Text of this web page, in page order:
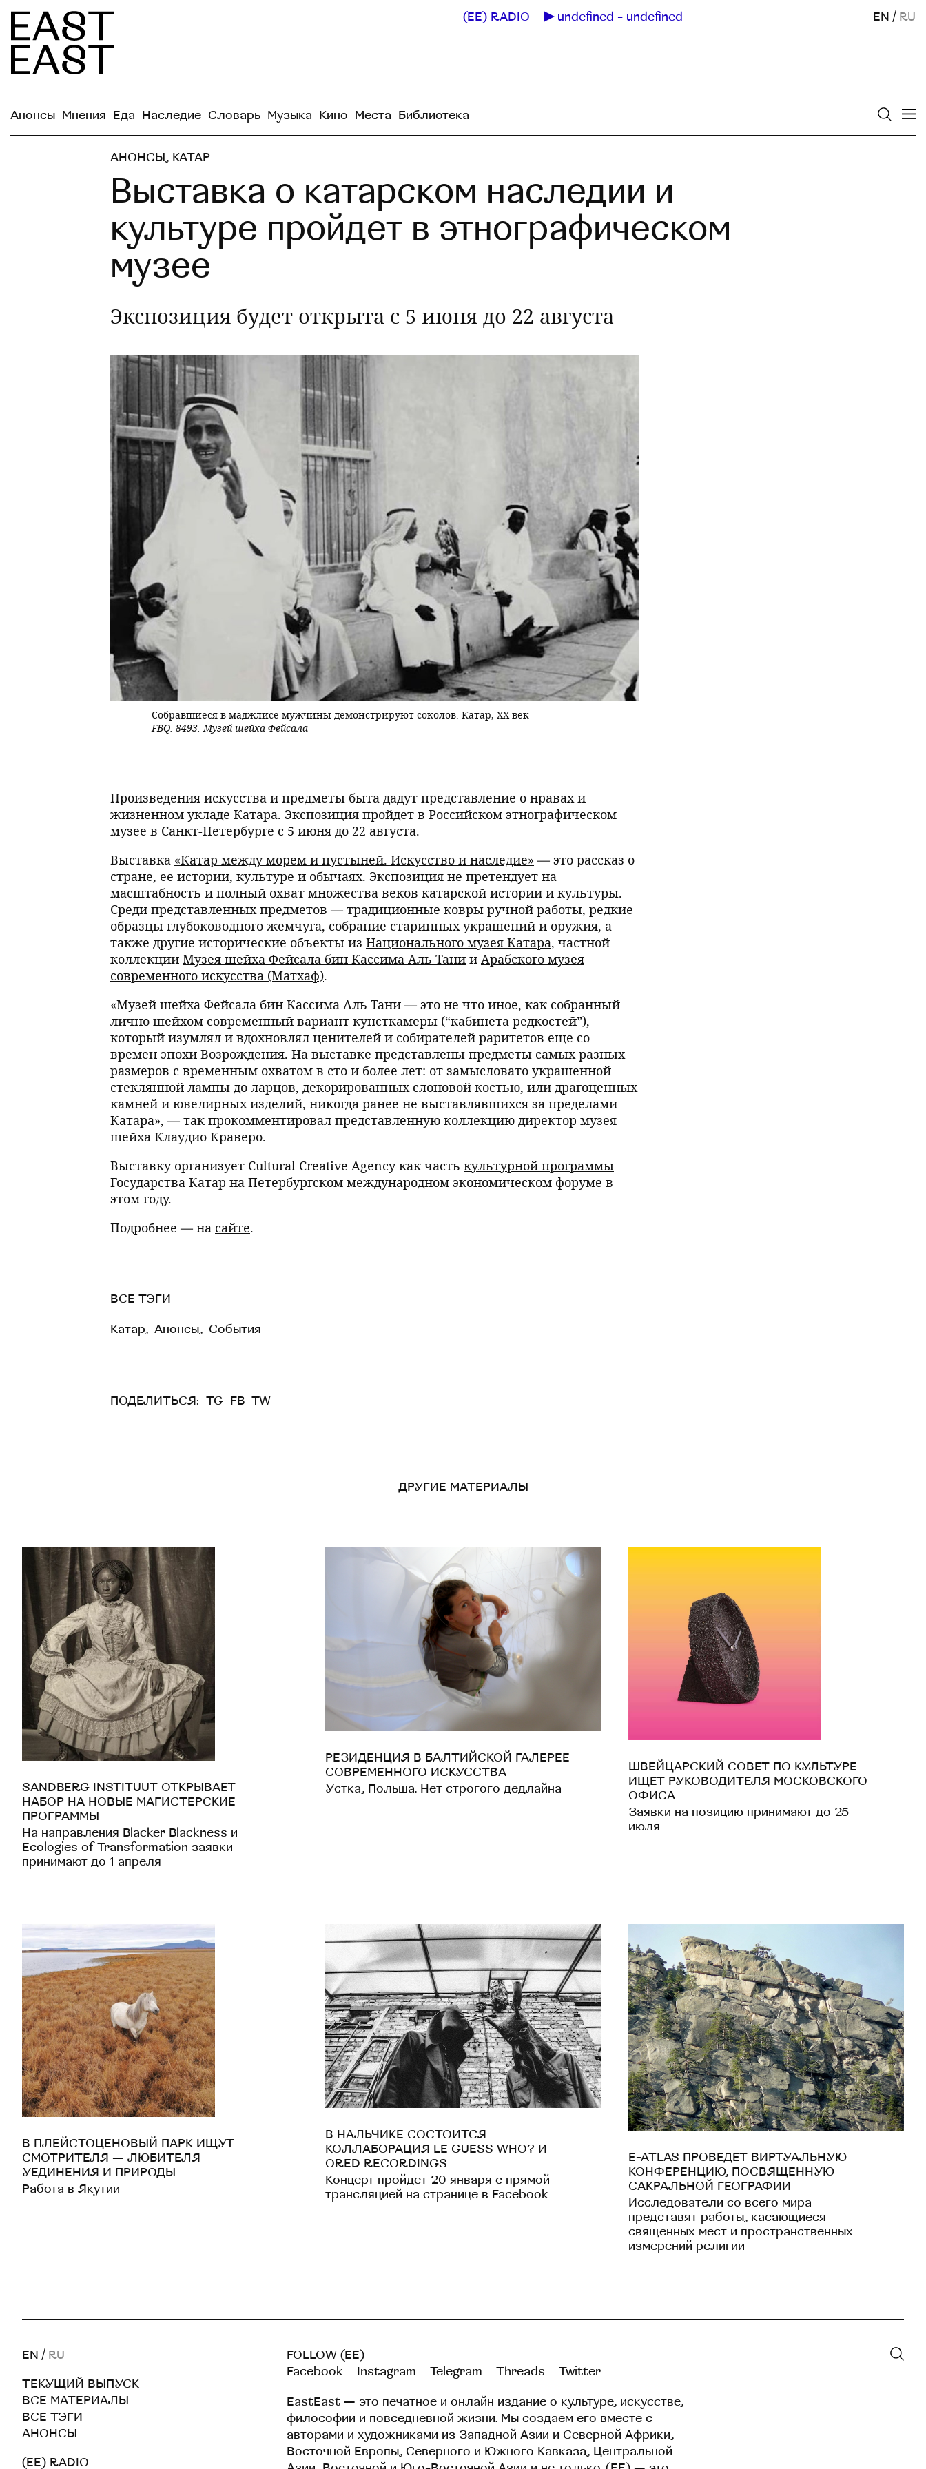
(EE) RADIO undefined - undefined EN / RU
Анонсы Мнения Еда Наследие Словарь Музыка Кино Места Библиотека
АНОНСЫ, КАТАР
Выставка о катарском наследии и
культуре пройдет в этнографическом
музее
Экспозиция будет открыта с 5 июня до 22 августа
Собравшиеся в маджлисе мужчины демонстрируют соколов. Катар, XX век
FBQ. 8493. Музей шейха Фейсала
Произведения искусства и предметы быта дадут представление о нравах и
жизненном укладе Катара. Экспозиция пройдет в Российском этнографическом
музее в Санкт-Петербурге с 5 июня до 22 августа.
Выставка «Катар между морем и пустыней. Искусство и наследие» — это рассказ о
стране, ее истории, культуре и обычаях. Экспозиция не претендует на
масштабность и полный охват множества веков катарской истории и культуры.
Среди представленных предметов — традиционные ковры ручной работы, редкие
образцы глубоководного жемчуга, собрание старинных украшений и оружия, а
также другие исторические объекты из Национального музея Катара, частной
коллекции Музея шейха Фейсала бин Кассима Аль Тани и Арабского музея
современного искусства (Матхаф).
«Музей шейха Фейсала бин Кассима Аль Тани — это не что иное, как собранный
лично шейхом современный вариант кунсткамеры (“кабинета редкостей”),
который изумлял и вдохновлял ценителей и собирателей раритетов еще со
времен эпохи Возрождения. На выставке представлены предметы самых разных
размеров с временным охватом в сто и более лет: от замысловато украшенной
стеклянной лампы до ларцов, декорированных слоновой костью, или драгоценных
камней и ювелирных изделий, никогда ранее не выставлявшихся за пределами
Катара», — так прокомментировал представленную коллекцию директор музея
шейха Клаудио Краверо.
Выставку организует Cultural Creative Agency как часть культурной программы
Государства Катар на Петербургском международном экономическом форуме в
этом году.
Подробнее — на сайте.
ВСЕ ТЭГИ
Катар, Анонсы, События
ПОДЕЛИТЬСЯ: TG FB TW
ДРУГИЕ МАТЕРИАЛЫ
SANDBERG INSTITUUT ОТКРЫВАЕТ
НАБОР НА НОВЫЕ МАГИСТЕРСКИЕ
ПРОГРАММЫ
На направления Blacker Blackness и
Ecologies of Transformation заявки
принимают до 1 апреля
РЕЗИДЕНЦИЯ В БАЛТИЙСКОЙ ГАЛЕРЕЕ
СОВРЕМЕННОГО ИСКУССТВА
Устка, Польша. Нет строгого дедлайна
ШВЕЙЦАРСКИЙ СОВЕТ ПО КУЛЬТУРЕ
ИЩЕТ РУКОВОДИТЕЛЯ МОСКОВСКОГО
ОФИСА
Заявки на позицию принимают до 25
июля
В ПЛЕЙСТОЦЕНОВЫЙ ПАРК ИЩУТ
СМОТРИТЕЛЯ — ЛЮБИТЕЛЯ
УЕДИНЕНИЯ И ПРИРОДЫ
Работа в Якутии
В НАЛЬЧИКЕ СОСТОИТСЯ
КОЛЛАБОРАЦИЯ LE GUESS WHO? И
ORED RECORDINGS
Концерт пройдет 20 января с прямой
трансляцией на странице в Facebook
E-ATLAS ПРОВЕДЕТ ВИРТУАЛЬНУЮ
КОНФЕРЕНЦИЮ, ПОСВЯЩЕННУЮ
САКРАЛЬНОЙ ГЕОГРАФИИ
Исследователи со всего мира
представят работы, касающиеся
священных мест и пространственных
измерений религии
EN / RU
ТЕКУЩИЙ ВЫПУСК
ВСЕ МАТЕРИАЛЫ
ВСЕ ТЭГИ
АНОНСЫ
(EE) RADIO
FOLLOW (EE)
Facebook
Instagram Telegram Threads Twitter
EastEast — это печатное и онлайн издание о культуре, искусстве,
философии и повседневной жизни. Мы создаем его вместе с
авторами и художниками из Западной Азии и Северной Африки,
Восточной Европы, Северного и Южного Кавказа, Центральной